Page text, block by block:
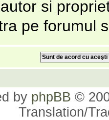
si
pe forumul
by phpBB ©
Translation/